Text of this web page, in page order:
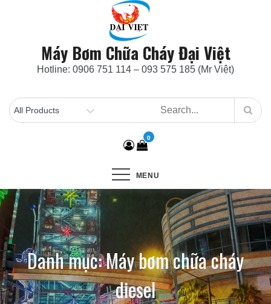
Máy Bơm Chữa Cháy Đại Việt
Hotline: 0906 751 114 – 093 575 185 (Mr Việt)
0
MENU
Danh mục:Máy bơm chữa cháy
diesel